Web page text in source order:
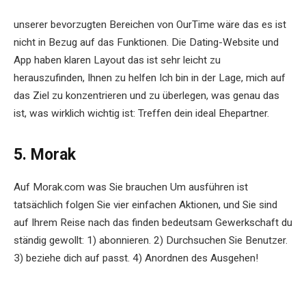
unserer bevorzugten Bereichen von OurTime wäre das es ist
nicht in Bezug auf das Funktionen. Die Dating-Website und
App haben klaren Layout das ist sehr leicht zu
herauszufinden, Ihnen zu helfen Ich bin in der Lage, mich auf
das Ziel zu konzentrieren und zu überlegen, was genau das
ist, was wirklich wichtig ist: Treffen dein ideal Ehepartner.
5. Morak
Auf Morak.com was Sie brauchen Um ausführen ist
tatsächlich folgen Sie vier einfachen Aktionen, und Sie sind
auf Ihrem Reise nach das finden bedeutsam Gewerkschaft du
ständig gewollt: 1) abonnieren. 2) Durchsuchen Sie Benutzer.
3) beziehe dich auf passt. 4) Anordnen des Ausgehen!